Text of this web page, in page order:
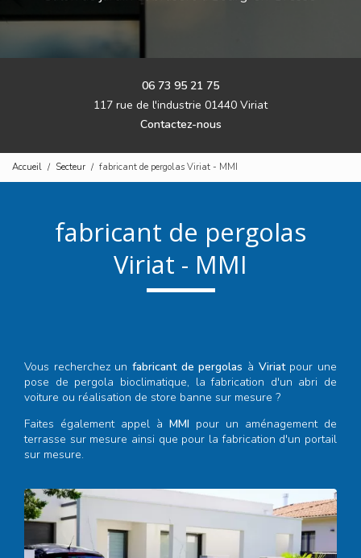
06 73 95 21 75
117 rue de l'industrie 01440 Viriat
Contactez-nous
Accueil Secteur fabricant de pergolas Viriat - MMI
fabricant de pergolas
Viriat - MMI
Vous recherchez un fabricant de pergolas à Viriatpour une
pose de pergola bioclimatique, la fabrication d'un abri de
voiture ou réalisation de store banne sur mesure ?
Faites également appel à MMI pour un aménagement de
terrasse sur mesure ainsi que pour la fabrication d'un portail
sur mesure.